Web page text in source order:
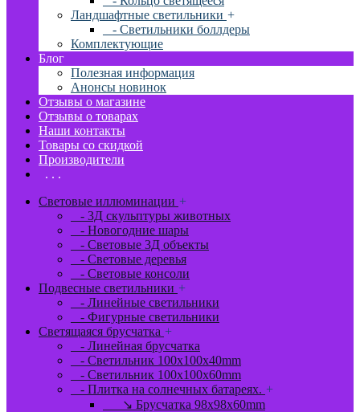
Ландшафтные светильники +
- Светильники боллдеры
Комплектующие
Блог
Полезная информация
Анонсы новинок
Отзывы о магазине
Отзывы о товарах
Наши контакты
Товары со скидкой
Производители
. . .
Световые иллюминации +
- 3Д скульптуры животных
- Новогодние шары
- Световые 3Д объекты
- Световые деревья
- Световые консоли
Подвесные светильники +
- Линейные светильники
- Фигурные светильники
Светящаяся брусчатка +
- Линейная брусчатка
- Светильник 100x100x40mm
- Светильник 100x100x60mm
- Плитка на солнечных батареях. +
↘ Брусчатка 98x98x60mm